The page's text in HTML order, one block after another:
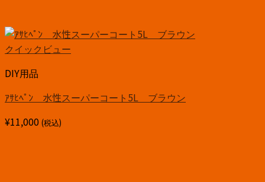
クイックビュー
DIY用品
ｱｻﾋﾍﾟﾝ 水性スーパーコート5L ブラウン
¥11,000 (税込)